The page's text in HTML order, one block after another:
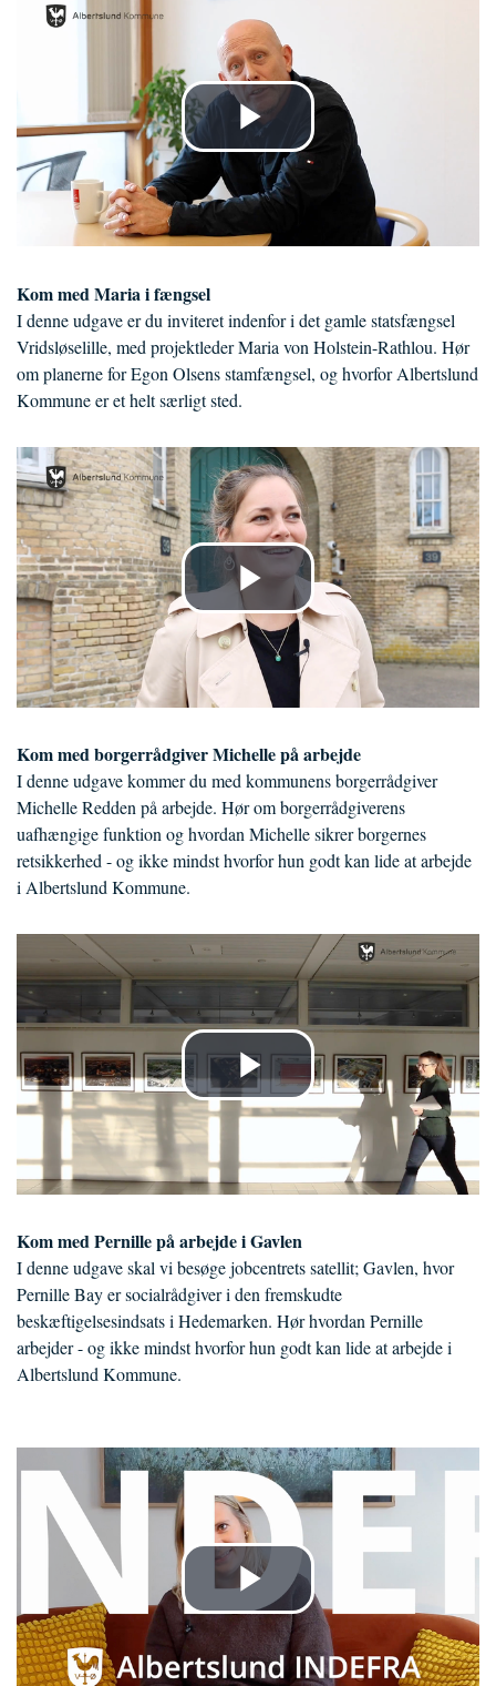
Kom med Maria i fængsel
I denne udgave er du inviteret indenfor i det gamle statsfængsel
Vridsløselille, med projektleder Maria von Holstein-Rathlou. Hør
om planerne for Egon Olsens stamfængsel, og hvorfor Albertslund
Kommune er et helt særligt sted.
Kom med borgerrådgiver Michelle på arbejde
I denne udgave kommer du med kommunens borgerrådgiver
Michelle Redden på arbejde. Hør om borgerrådgiverens
uafhængige funktion og hvordan Michelle sikrer borgernes
retsikkerhed - og ikke mindst hvorfor hun godt kan lide at arbejde
i Albertslund Kommune.
Kom med Pernille på arbejde i Gavlen
I denne udgave skal vi besøge jobcentrets satellit; Gavlen, hvor
Pernille Bay er socialrådgiver i den fremskudte
beskæftigelsesindsats i Hedemarken. Hør hvordan Pernille
arbejder - og ikke mindst hvorfor hun godt kan lide at arbejde i
Albertslund Kommune.